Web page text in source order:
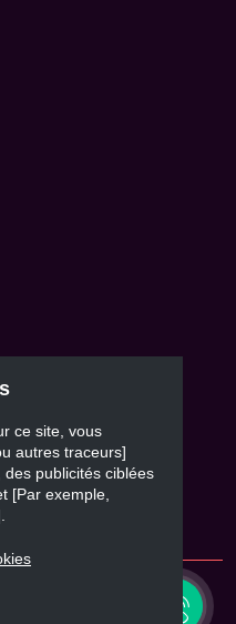
et de 14h à 18h30) ou
ce site, vous
autres traceurs]
publicités ciblées
[Par exemple,